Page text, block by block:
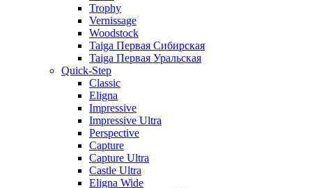
Trophy
Vernissage
Woodstock
Taiga Первая Сибирская
Taiga Первая Уральская
Quick-Step
Classic
Eligna
Impressive
Impressive Ultra
Perspective
Capture
Capture Ultra
Castle Ultra
Eligna Wide